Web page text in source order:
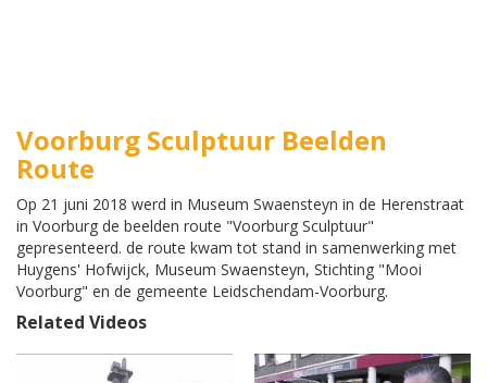
Voorburg Sculptuur Beelden
Route
Op 21 juni 2018 werd in Museum Swaensteyn in de Herenstraat
in Voorburg de beelden route "Voorburg Sculptuur"
gepresenteerd. de route kwam tot stand in samenwerking met
Huygens' Hofwijck, Museum Swaensteyn, Stichting "Mooi
Voorburg" en de gemeente Leidschendam-Voorburg.
Related Videos